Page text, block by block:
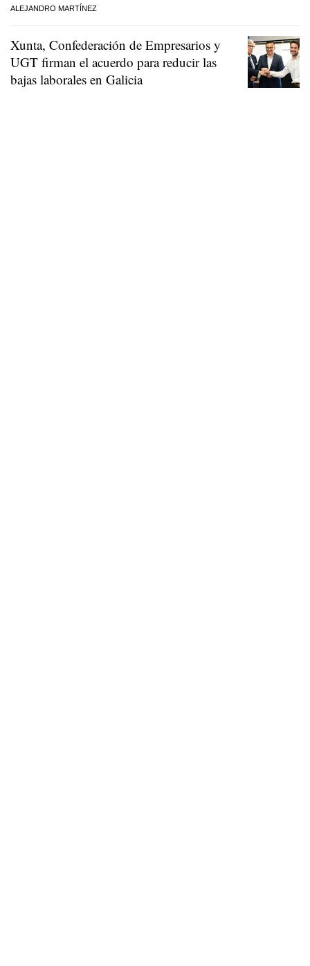
ALEJANDRO MARTÍNEZ
Xunta, Confederación de Empresarios y
UGT firman el acuerdo para reducir las
bajas laborales en Galicia